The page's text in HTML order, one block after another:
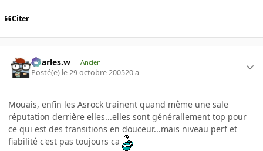
Citer
Charles.w Ancien
Posté(e) le 29 octobre 200520 a
Mouais, enfin les Asrock trainent quand même une sale
réputation derrière elles...elles sont générallement top pour
ce qui est des transitions en douceur...mais niveau perf et
fiabilité c'est pas toujours ca